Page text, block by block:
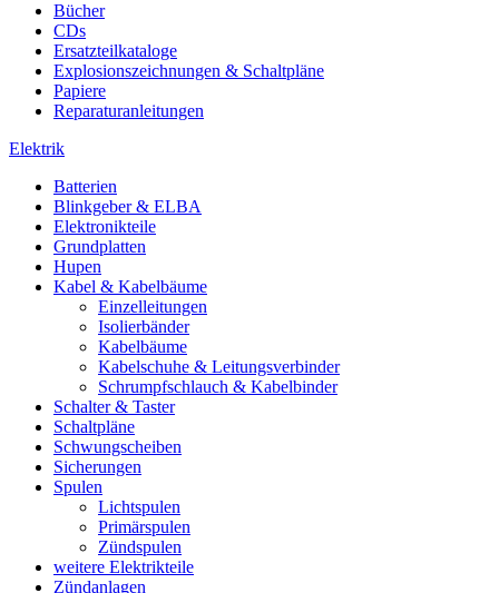
Bücher
CDs
Ersatzteilkataloge
Explosionszeichnungen & Schaltpläne
Papiere
Reparaturanleitungen
Elektrik
Batterien
Blinkgeber & ELBA
Elektronikteile
Grundplatten
Hupen
Kabel & Kabelbäume
Einzelleitungen
Isolierbänder
Kabelbäume
Kabelschuhe & Leitungsverbinder
Schrumpfschlauch & Kabelbinder
Schalter & Taster
Schaltpläne
Schwungscheiben
Sicherungen
Spulen
Lichtspulen
Primärspulen
Zündspulen
weitere Elektrikteile
Zündanlagen